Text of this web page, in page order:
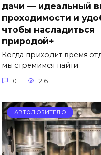
дачи — идеальный
проходимости и
чтобы насладиться
природой+
Когда приходит время
мы стремимся найти
0 216
АВТОЛЮБИТЕЛЮ